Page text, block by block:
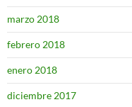
marzo 2018
febrero 2018
enero 2018
diciembre 2017